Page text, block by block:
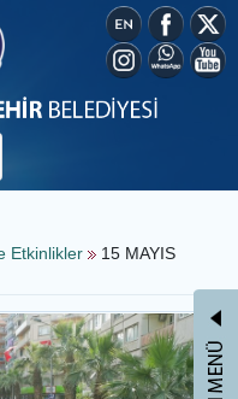
Etkinlikler
15 MAYIS